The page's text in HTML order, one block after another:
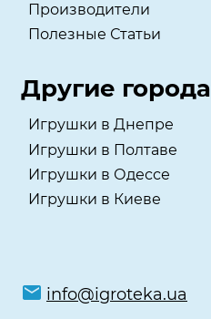
Производители
Полезные Статьи
Другие города
Игрушки в Днепре
Игрушки в Полтаве
Игрушки в Одессе
Игрушки в Киеве
info@igroteka.ua